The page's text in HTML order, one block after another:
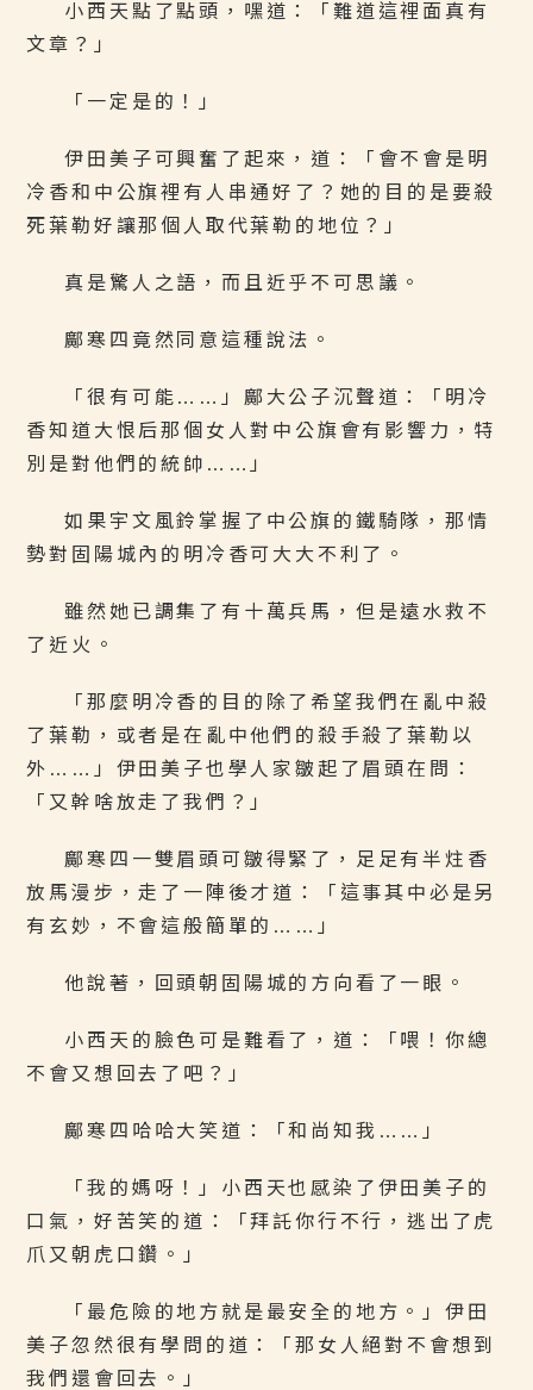
小西天點了點頭，嘿道：「難道這裡面真有
文章？」
「一定是的！」
伊田美子可興奮了起來，道：「會不會是明
冷香和中公旗裡有人串通好了？她的目的是要殺
死葉勒好讓那個人取代葉勒的地位？」
真是驚人之語，而且近乎不可思議。
鄺寒四竟然同意這種說法。
「很有可能……」鄺大公子沉聲道：「明冷
香知道大恨后那個女人對中公旗會有影響力，特
別是對他們的統帥……」
如果宇文風鈴掌握了中公旗的鐵騎隊，那情
勢對固陽城內的明冷香可大大不利了。
雖然她已調集了有十萬兵馬，但是遠水救不
了近火。
「那麼明冷香的目的除了希望我們在亂中殺
了葉勒，或者是在亂中他們的殺手殺了葉勒以
外……」伊田美子也學人家皺起了眉頭在問：
「又幹啥放走了我們？」
鄺寒四一雙眉頭可皺得緊了，足足有半炷香
放馬漫步，走了一陣後才道：「這事其中必是另
有玄妙，不會這般簡單的……」
他說著，回頭朝固陽城的方向看了一眼。
小西天的臉色可是難看了，道：「喂！你總
不會又想回去了吧？」
鄺寒四哈哈大笑道：「和尚知我……」
「我的媽呀！」小西天也感染了伊田美子的
口氣，好苦笑的道：「拜託你行不行，逃出了虎
爪又朝虎口鑽。」
「最危險的地方就是最安全的地方。」伊田
美子忽然很有學問的道：「那女人絕對不會想到
我們還會回去。」